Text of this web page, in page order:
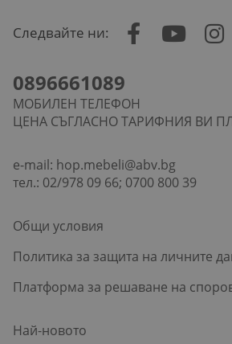
Следвайте ни:
0896661089
МОБИЛЕН ТЕЛЕФОН
ЦЕНА СЪГЛАСНО ТАРИФНИЯ ВИ
e-mail: hop.mebeli@abv.bg
тел.: 02/978 09 66; 0700 800 39
Общи условия
Политика за защита на личните
Платформа за решаване на
Най-новото